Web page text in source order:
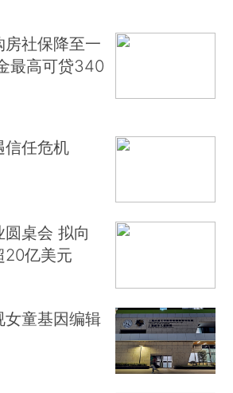
社保降至一
最高可贷340
信任危机
桌会 拟向
20亿美元
女童基因编辑